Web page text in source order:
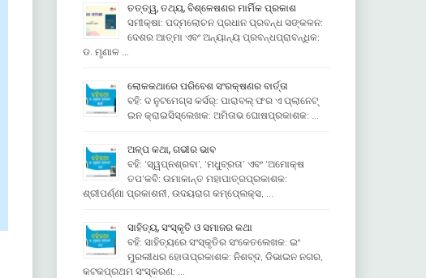
ତତ୍ତ୍ୱ, ତଥ୍ୟ, ବିଶ୍ଳେଷଣର ମାର୍ମିକ ପ୍ରକାଶ
ସମୀକ୍ଷା: ପଦ୍ମଲୋଚନ ପ୍ରଧାନ ପ୍ରବନ୍ଧ ସଙ୍କଳନ:
ଦେଶର ଆତ୍ମା ଏବଂ ଅନ୍ୟାନ୍ୟ ପ୍ରବନ୍ଧପ୍ରାବନ୍ଧିକ:
ଡ. ମୃଣାଳ …
ଲୋକକଥାରେ ପରିବେଶ ସଂରକ୍ଷଣର ବାର୍ତ୍ତା
ବହି: ଦ ନୁଟମେଗ୍ସ କର୍ସର୍: ପାରାବଲ୍ ଫର ଏ ପ୍ଲାନେଟ୍
ଇନ କ୍ରାଇସିସ୍ଲେଖକ: ଅମିତାଭ ଘୋଷପ୍ରକାଶକ: …
ଅଳ୍ପ କଥା, ଗଭୀର ଭାବ
ବହି: ‘ସ୍ୱପ୍ନଶ୍ରବା’, ‘ମଧୁବ୍ରତା’ ଏବଂ ‘ଅମୋକ୍ଷ
ତପ’କବି: ଉମାକାନ୍ତ ମହାପାତ୍ରପ୍ରକାଶକ:
ଶ୍ରୀପର୍ଣ୍ଣା ପ୍ରକାଶନୀ, ଉଦୟରାଗ କମ୍ପେ୍ଲକ୍ସ, …
ସାହିତ୍ୟ, ସଂସ୍କୃତି ଓ ସମାଜର କଥା
ବହି: ସାହିତ୍ୟରେ ସଂସ୍କୃତିର ସଂକେତଲେଖକ: ଇଂ
ମୁରଲୀଧର ହୋତାପ୍ରକାଶକ: ନିଶବ୍ଦ, ଡିଭାଇନ ନଗର,
କଟକପ୍ରଥମ ସଂସ୍କରଣ: …